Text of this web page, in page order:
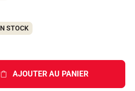
STOCK
AJOUTER AU PANIER